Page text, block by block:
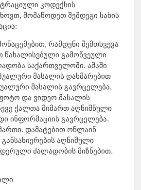
კოდექსის
მომაწოდეთ შემდეგი სახის
რამდენი შემთხვევა
წახალისებული გამოწვეული
საქართველოში. ამაში
მასალის დახმარებით
მასალის გავრცელება,
და ვიდეო მასალის
ქალთა მიმართ აღნიშნული
ინფორმაციის გავრცელება.
დამატებით ონლაინ
განსახიერების აღნიშული
ძალადობის მიზნებით.